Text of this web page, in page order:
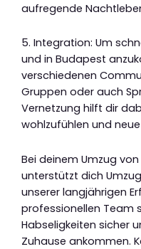
aufregende
5. Integration: Um
und in Budapest
verschiedenen
Gruppen oder auch
Vernetzung hilft dir
wohlzufühlen und
Bei deinem Umzug
unterstützt dich
unserer langjährigen
professionellen Team
Habseligkeiten sicher
Zuhause ankommen.